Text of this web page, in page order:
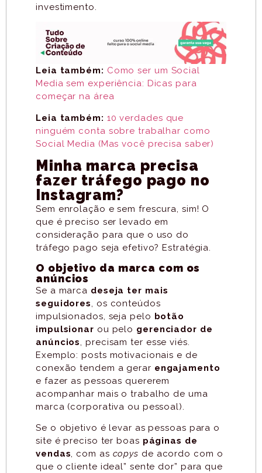
investimento.
Leia também: Como ser um Social
Media sem experiência: Dicas para
começar na área
Leia também: 10 verdades que
ninguém conta sobre trabalhar como
Social Media (Mas você precisa saber)
Minha marca precisa
fazer tráfego pago no
Instagram?
Sem enrolação e sem frescura, sim! O
que é preciso ser levado em
consideração para que o uso do
tráfego pago seja efetivo? Estratégia.
O objetivo da marca com os
anúncios
Se a marca deseja ter mais
seguidores
, os conteúdos
impulsionados, seja pelo botão
impulsionar ou pelo gerenciador de
anúncios
, precisam ter esse viés.
Exemplo: posts motivacionais e de
conexão tendem a gerar engajamento
e fazer as pessoas quererem
acompanhar mais o trabalho de uma
marca (corporativa ou pessoal).
Se o objetivo é levar as pessoas para o
site é preciso ter boas páginas de
vendas, com as copys de acordo com o
que o cliente ideal” sente dor” para que